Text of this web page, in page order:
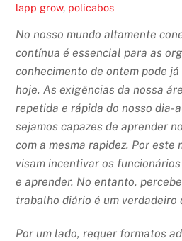
lapp grow, policabos
No nosso mundo altamente
contínua é essencial para as
conhecimento de ontem pode
hoje. As exigências da nossa
repetida e rápida do nosso dia-
sejamos capazes de aprender
com a mesma rapidez. Por este
visam incentivar os
e aprender. No entanto,
trabalho diário é um verdadeiro
Por um lado, requer formatos